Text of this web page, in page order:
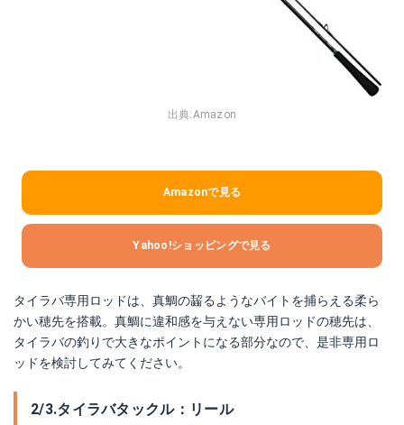
出典:Amazon
Amazonで見る
Yahoo!ショッピングで見る
タイラバ専用ロッドは、真鯛の齧るようなバイトを捕らえる柔ら
かい穂先を搭載。真鯛に違和感を与えない専用ロッドの穂先は、
タイラバの釣りで大きなポイントになる部分なので、是非専用ロ
ッドを検討してみてください。
2/3.タイラバタックル：リール